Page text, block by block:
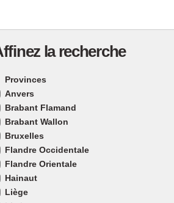
la recherche
Provinces
Anvers
Brabant Flamand
Brabant Wallon
Bruxelles
Flandre Occidentale
Flandre Orientale
Hainaut
Liège